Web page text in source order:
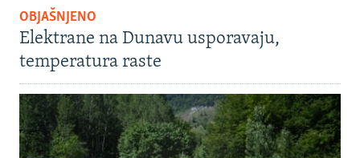
OBJAŠNJENO
Elektrane na Dunavu usporavaju,
temperatura raste